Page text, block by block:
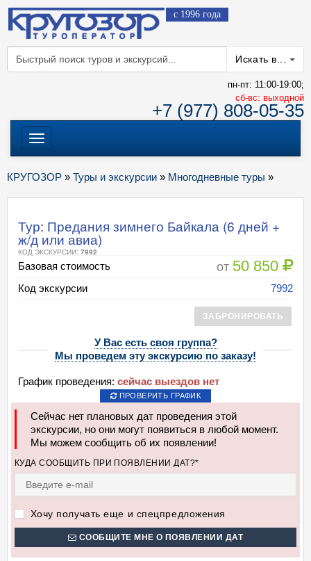
с 1996 года
Искать в...
пн-пт: 11:00-19:00;
cб-вс: выходной
+7 (977) 808-05-35
Меню
КРУГОЗОР » Туры и экскурсии » Многодневные туры »
Тур: Предания зимнего Байкала (6 дней +
ж/д или авиа)
КОД ЭКСКУРСИИ: 7992
Базовая стоимость от 50 850
Код экскурсии 7992
ЗАБРОНИРОВАТЬ
У Вас есть своя группа?
Мы проведем эту экскурсию по заказу!
График проведения: сейчас выездов нет
ПРОВЕРИТЬ ГРАФИК
Сейчас нет плановых дат проведения этой
экскурсии, но они могут появиться в любой момент.
Мы можем сообщить об их появлении!
КУДА СООБЩИТЬ ПРИ ПОЯВЛЕНИИ ДАТ?*
Хочу получать еще и спецпредложения
СООБЩИТЕ МНЕ О ПОЯВЛЕНИИ ДАТ